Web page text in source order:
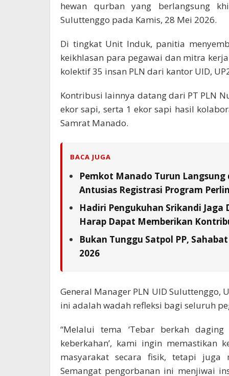
hewan qurban yang berlangsung
Suluttenggo pada Kamis, 28 Mei 2026.
Di tingkat Unit Induk, panitia
keikhlasan para pegawai dan mitra
kolektif 35 insan PLN dari kantor UID,
Kontribusi lainnya datang dari PT PLN
ekor sapi, serta 1 ekor sapi hasil
Samrat Manado.
BACA JUGA
Pemkot Manado Turun
Antusias Registrasi Program
Hadiri Pengukuhan Srikandi
Harap Dapat Memberikan
Bukan Tunggu Satpol PP,
2026
General Manager PLN UID Suluttenggo,
ini adalah wadah refleksi bagi seluruh
“Melalui tema ‘Tebar berkah
keberkahan’, kami ingin memastikan
masyarakat secara fisik, tetapi juga
Semangat pengorbanan ini menjiwai